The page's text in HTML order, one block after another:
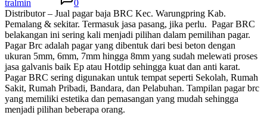
tralmin
0
Distributor – Jual pagar baja BRC Kec. Warungpring Kab.
Pemalang & sekitar. Termasuk jasa pasang, jika perlu. Pagar BRC
belakangan ini sering kali menjadi pilihan dalam pemilihan pagar.
Pagar Brc adalah pagar yang dibentuk dari besi beton dengan
ukuran 5mm, 6mm, 7mm hingga 8mm yang sudah melewati proses
jasa galvanis baik Ep atau Hotdip sehingga kuat dan anti karat.
Pagar BRC sering digunakan untuk tempat seperti Sekolah, Rumah
Sakit, Rumah Pribadi, Bandara, dan Pelabuhan. Tampilan pagar brc
yang memiliki estetika dan pemasangan yang mudah sehingga
menjadi pilihan beberapa orang.